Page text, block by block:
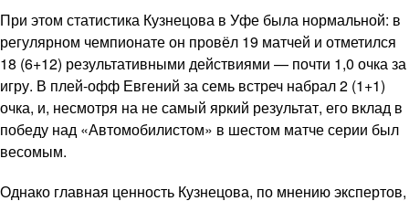
При этом статистика Кузнецова в Уфе была нормальной: в
регулярном чемпионате он провёл 19 матчей и отметился
18 (6+12) результативными действиями — почти 1,0 очка за
игру. В плей-офф Евгений за семь встреч набрал 2 (1+1)
очка, и, несмотря на не самый яркий результат, его вклад в
победу над «Автомобилистом» в шестом матче серии был
весомым.
Однако главная ценность Кузнецова, по мнению экспертов,